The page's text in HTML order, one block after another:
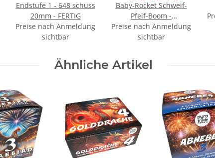
Endstufe 1 - 648 schuss
20mm - FERTIG
Preise nach Anmeldung
sichtbar
Baby-Rocket Schweif-
Pfeif-Boom -
VORBESTELLUNG
Preise nach Anmeldung
sichtbar
Ähnliche Artikel